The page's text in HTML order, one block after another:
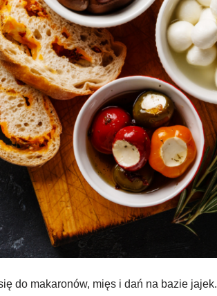
do makaronów, mięs i dań na bazie jajek.